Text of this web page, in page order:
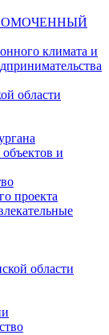
климата и
области
и
проекта
области